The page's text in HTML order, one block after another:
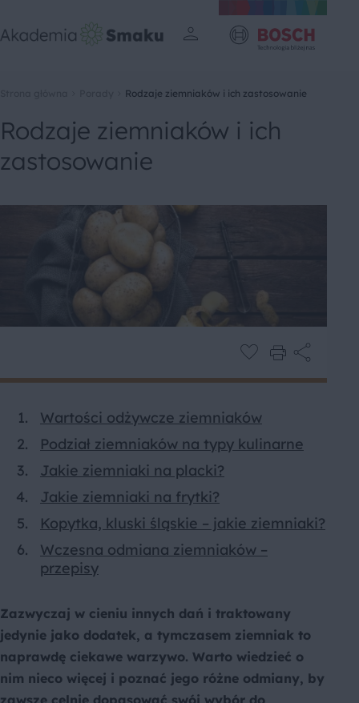
Rodzaje ziemniaków i ich zastosowanie
Rodzaje ziemniaków i ich
zastosowanie
Wartości odżywcze ziemniaków
Podział ziemniaków na typy kulinarne
Jakie ziemniaki na placki?
Jakie ziemniaki na frytki?
Kopytka, kluski śląskie – jakie ziemniaki?
Wczesna odmiana ziemniaków –
przepisy
Zazwyczaj w cieniu innych dań i traktowany
jedynie jako dodatek, a tymczasem ziemniak to
naprawdę ciekawe warzywo. Warto wiedzieć o
nim nieco więcej i poznać jego różne odmiany, by